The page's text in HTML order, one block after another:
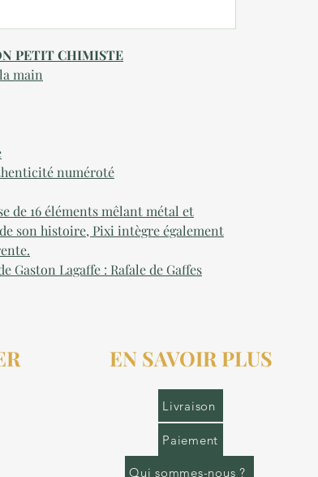
PETIT CHIMISTE
main
numéroté
de 16 éléments mêlant métal et
son histoire, Pixi intègre également
Gaston Lagaffe : Rafale de Gaffes
EN SAVOIR PLUS
Livraison
Paiement
Qui sommes-nous ?